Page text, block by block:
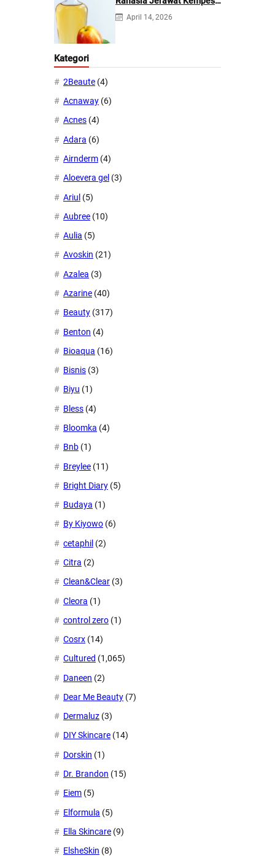
dalam 2 Hari!
April 14, 2026
Kategori
2Beaute (4)
Acnaway (6)
Acnes (4)
Adara (6)
Airnderm (4)
Aloevera gel (3)
Ariul (5)
Aubree (10)
Aulia (5)
Avoskin (21)
Azalea (3)
Azarine (40)
Beauty (317)
Benton (4)
Bioaqua (16)
Bisnis (3)
Biyu (1)
Bless (4)
Bloomka (4)
Bnb (1)
Breylee (11)
Bright Diary (5)
Budaya (1)
By Kiyowo (6)
cetaphil (2)
Citra (2)
Clean&Clear (3)
Cleora (1)
control zero (1)
Cosrx (14)
Cultured (1,065)
Daneen (2)
Dear Me Beauty (7)
Dermaluz (3)
DIY Skincare (14)
Dorskin (1)
Dr. Brandon (15)
Eiem (5)
Elformula (5)
Ella Skincare (9)
ElsheSkin (8)